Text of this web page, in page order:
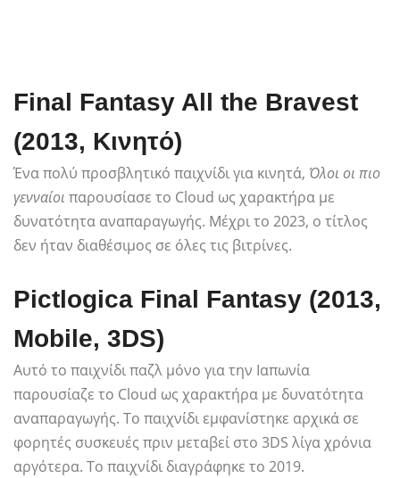
Final Fantasy All the Bravest
(2013, Κινητό)
Ένα πολύ προσβλητικό παιχνίδι για κινητά, Όλοι οι πιο
γενναίοι παρουσίασε το Cloud ως χαρακτήρα με
δυνατότητα αναπαραγωγής. Μέχρι το 2023, ο τίτλος
δεν ήταν διαθέσιμος σε όλες τις βιτρίνες.
Pictlogica Final Fantasy (2013,
Mobile, 3DS)
Αυτό το παιχνίδι παζλ μόνο για την Ιαπωνία
παρουσίαζε το Cloud ως χαρακτήρα με δυνατότητα
αναπαραγωγής. Το παιχνίδι εμφανίστηκε αρχικά σε
φορητές συσκευές πριν μεταβεί στο 3DS λίγα χρόνια
αργότερα. Το παιχνίδι διαγράφηκε το 2019.